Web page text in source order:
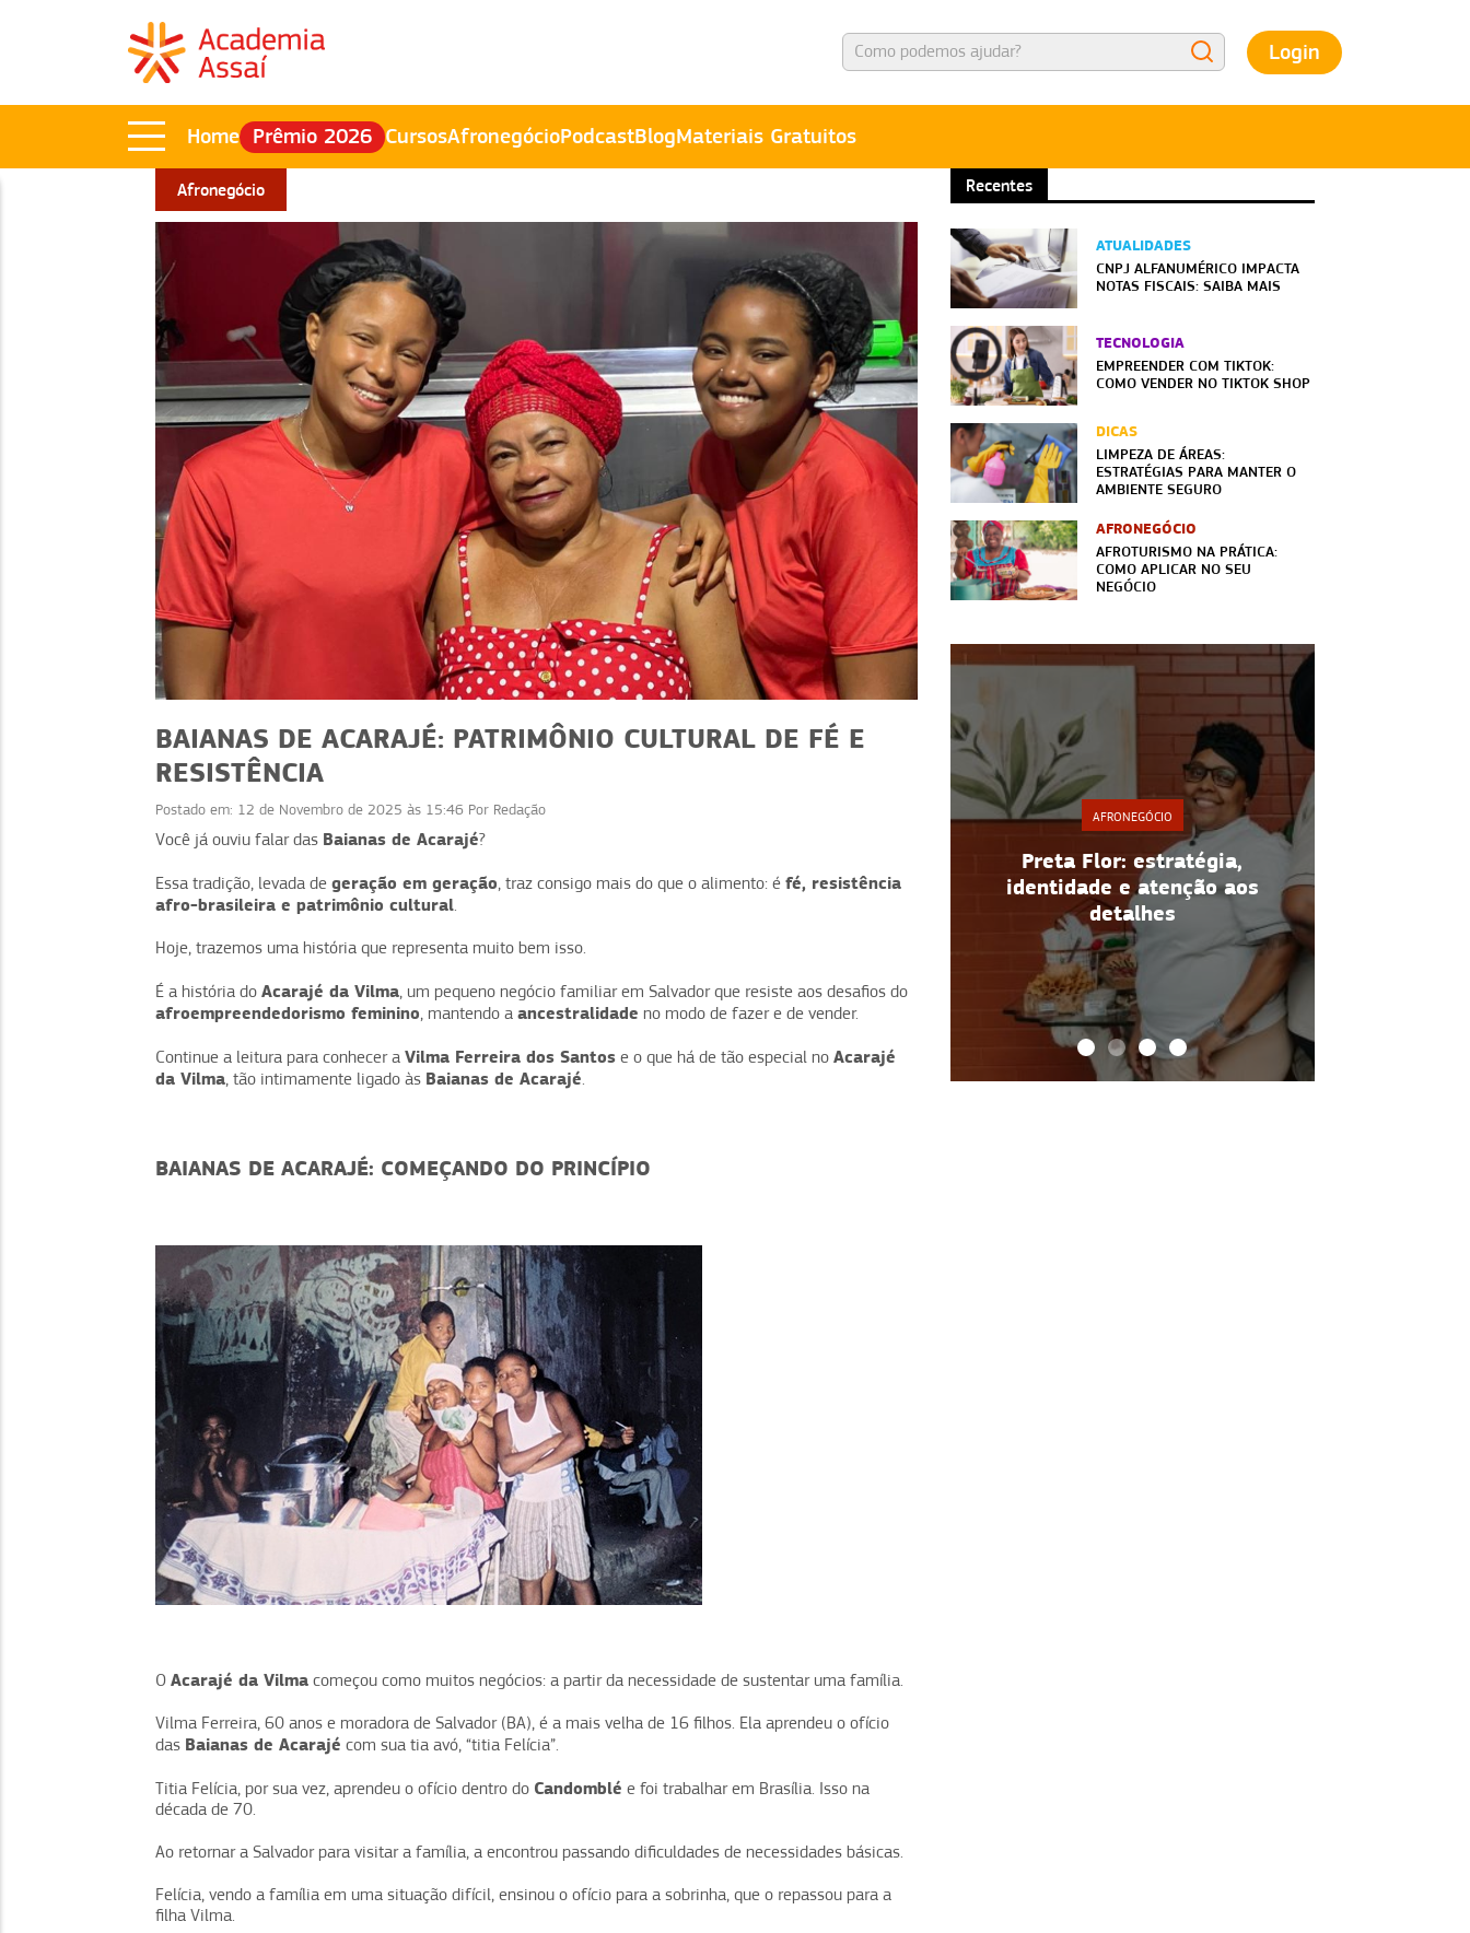
Login
Home Prêmio 2026 CursosAfronegócioPodcastBlogMateriais Gratuitos
Afronegócio
BAIANAS DE ACARAJÉ: PATRIMÔNIO CULTURAL DE FÉ E
RESISTÊNCIA
Postado em: 12 de Novembro de 2025 às 15:46 Por Redação
Você já ouviu falar das Baianas de Acarajé?
Essa tradição, levada de geração em geração, traz consigo mais do que o alimento: é fé, resistência
afro-brasileira e patrimônio cultural.
Hoje, trazemos uma história que representa muito bem isso.
É a história do Acarajé da Vilma, um pequeno negócio familiar em Salvador que resiste aos desafios do
afroempreendedorismo feminino, mantendo a ancestralidade no modo de fazer e de vender.
Continue a leitura para conhecer a Vilma Ferreira dos Santos e o que há de tão especial no Acarajé
da Vilma, tão intimamente ligado às Baianas de Acarajé.
BAIANAS DE ACARAJÉ: COMEÇANDO DO PRINCÍPIO
O Acarajé da Vilma começou como muitos negócios: a partir da necessidade de sustentar uma família.
Vilma Ferreira, 60 anos e moradora de Salvador (BA), é a mais velha de 16 filhos. Ela aprendeu o ofício
das Baianas de Acarajé com sua tia avó, “titia Felícia”.
Titia Felícia, por sua vez, aprendeu o ofício dentro do Candomblé e foi trabalhar em Brasília. Isso na
década de 70.
Ao retornar a Salvador para visitar a família, a encontrou passando dificuldades de necessidades básicas.
Felícia, vendo a família em uma situação difícil, ensinou o ofício para a sobrinha, que o repassou para a
filha Vilma.
Recentes
ATUALIDADES
CNPJ ALFANUMÉRICO IMPACTA
NOTAS FISCAIS: SAIBA MAIS
TECNOLOGIA
EMPREENDER COM TIKTOK:
COMO VENDER NO TIKTOK SHOP
DICAS
LIMPEZA DE ÁREAS:
ESTRATÉGIAS PARA MANTER O
AMBIENTE SEGURO
AFRONEGÓCIO
AFROTURISMO NA PRÁTICA:
COMO APLICAR NO SEU
NEGÓCIO
as baianas de
Afroturismo na prática: como
aplicar no seu negócio
identidade e atenção aos
AFRONEGÓCIO
TupiOcas: ancestralidade,
inovação e
representatividade
2